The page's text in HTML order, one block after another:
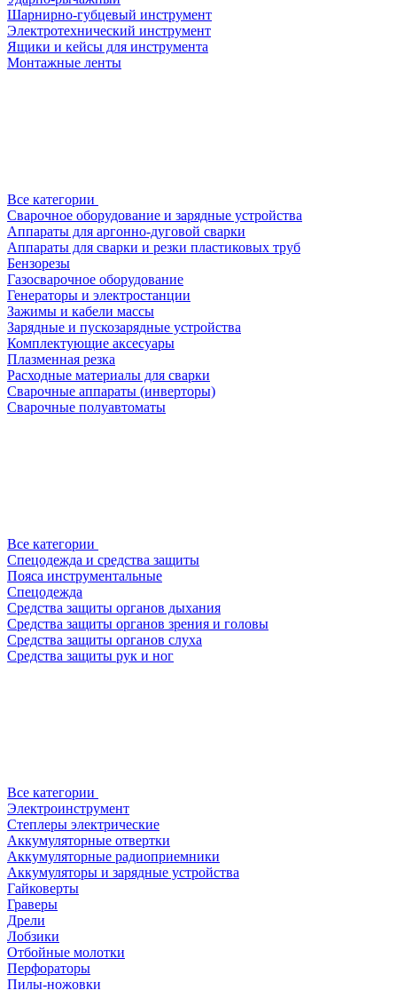
Шарнирно-губцевый инструмент
Электротехнический инструмент
Ящики и кейсы для инструмента
Монтажные ленты
Все категории
Сварочное оборудование и зарядные устройства
Аппараты для аргонно-дуговой сварки
Аппараты для сварки и резки пластиковых труб
Бензорезы
Газосварочное оборудование
Генераторы и электростанции
Зажимы и кабели массы
Зарядные и пускозарядные устройства
Комплектующие аксесуары
Плазменная резка
Расходные материалы для сварки
Сварочные аппараты (инверторы)
Сварочные полуавтоматы
Все категории
Спецодежда и средства защиты
Пояса инструментальные
Спецодежда
Средства защиты органов дыхания
Средства защиты органов зрения и головы
Средства защиты органов слуха
Средства защиты рук и ног
Все категории
Электроинструмент
Степлеры электрические
Аккумуляторные отвертки
Аккумуляторные радиоприемники
Аккумуляторы и зарядные устройства
Гайковерты
Граверы
Дрели
Лобзики
Отбойные молотки
Перфораторы
Пилы-ножовки